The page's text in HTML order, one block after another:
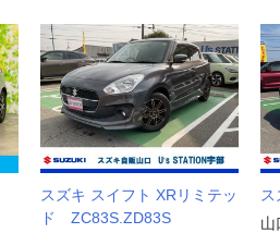
スズキ スイフト XRリミテッ
ド ZC83S.ZD83S
山